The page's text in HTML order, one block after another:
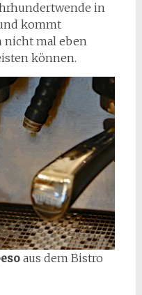
in
kommt
nicht mal eben
können.
aus dem Bistro